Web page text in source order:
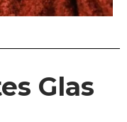
Glas